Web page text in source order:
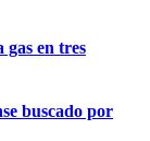
gas en tres
buscado por